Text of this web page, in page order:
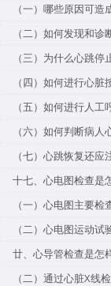
（一）哪些原因可造
（二）如何发现和诊
（三）为什么心跳
（四）如何进行心脏
（五）如何进行人工
（六）如何判断病人
（七）心跳恢复还应
十七、心电图检查是
（一）心电图主要
（二）心电图运动
廿、心导管检查是怎
（二）通过心脏X线